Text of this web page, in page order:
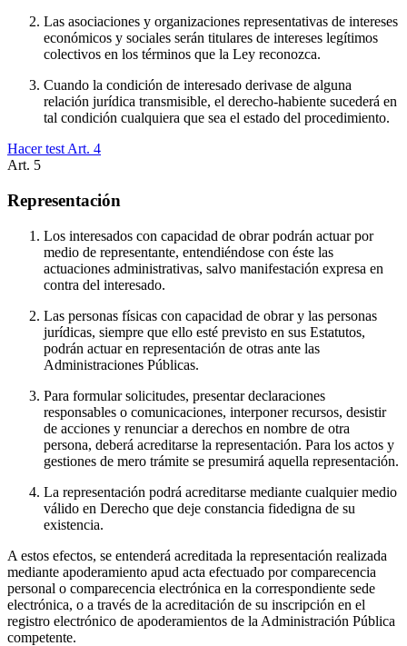
Las asociaciones y organizaciones representativas de intereses
económicos y sociales serán titulares de intereses legítimos
colectivos en los términos que la Ley reconozca.
Cuando la condición de interesado derivase de alguna
relación jurídica transmisible, el derecho-habiente sucederá en
tal condición cualquiera que sea el estado del procedimiento.
Hacer test Art. 4
Art. 5
Representación
Los interesados con capacidad de obrar podrán actuar por
medio de representante, entendiéndose con éste las
actuaciones administrativas, salvo manifestación expresa en
contra del interesado.
Las personas físicas con capacidad de obrar y las personas
jurídicas, siempre que ello esté previsto en sus Estatutos,
podrán actuar en representación de otras ante las
Administraciones Públicas.
Para formular solicitudes, presentar declaraciones
responsables o comunicaciones, interponer recursos, desistir
de acciones y renunciar a derechos en nombre de otra
persona, deberá acreditarse la representación. Para los actos y
gestiones de mero trámite se presumirá aquella representación.
La representación podrá acreditarse mediante cualquier medio
válido en Derecho que deje constancia fidedigna de su
existencia.
A estos efectos, se entenderá acreditada la representación realizada
mediante apoderamiento apud acta efectuado por comparecencia
personal o comparecencia electrónica en la correspondiente sede
electrónica, o a través de la acreditación de su inscripción en el
registro electrónico de apoderamientos de la Administración Pública
competente.